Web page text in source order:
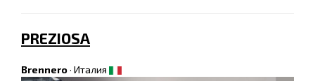
PREZIOSA
Brennero· Италия